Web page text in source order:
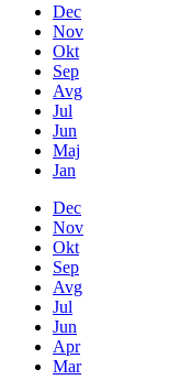
Dec
Nov
Okt
Sep
Avg
Jul
Jun
Maj
Jan
Dec
Nov
Okt
Sep
Avg
Jul
Jun
Apr
Mar